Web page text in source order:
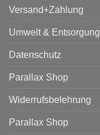
Versand+Zahlung
Umwelt & Entsorgung
Datenschutz
Parallax Shop
Widerrufsbelehrung
Parallax Shop